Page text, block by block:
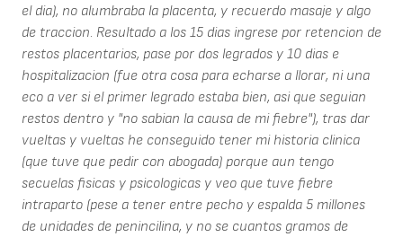
el dia), no alumbraba la placenta, y recuerdo masaje y algo
de traccion. Resultado a los 15 dias ingrese por retencion de
restos placentarios, pase por dos legrados y 10 dias e
hospitalizacion (fue otra cosa para echarse a llorar, ni una
eco a ver si el primer legrado estaba bien, asi que seguian
restos dentro y "no sabian la causa de mi fiebre"), tras dar
vueltas y vueltas he conseguido tener mi historia clinica
(que tuve que pedir con abogada) porque aun tengo
secuelas fisicas y psicologicas y veo que tuve fiebre
intraparto (pese a tener entre pecho y espalda 5 millones
de unidades de penincilina, y no se cuantos gramos de